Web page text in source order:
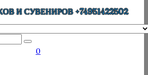
И СУВЕНИРОВ +74951422502
0